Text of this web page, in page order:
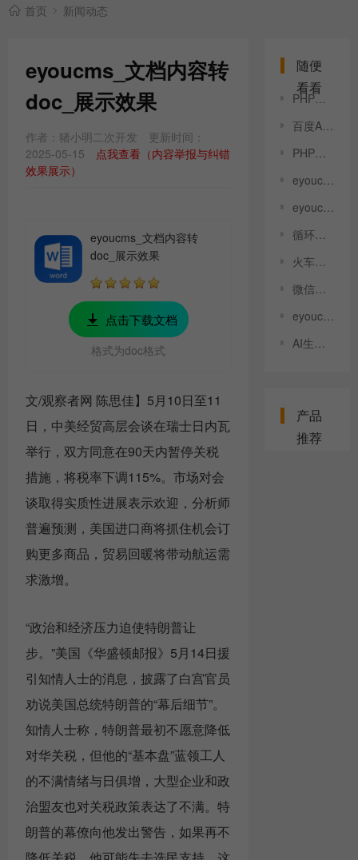
首页 新闻动态
eyoucms_文档内容转
doc_展示效果
作者：猪小明二次开发
更新时间：
2025-05-15
点我查看（内容举报与纠错
效果展示）
eyoucms_文档内容转
doc_展示效果
点击下载文档
格式为doc格式
文/观察者网 陈思佳】5月10日至11
日，中美经贸高层会谈在瑞士日内瓦
举行，双方同意在90天内暂停关税
措施，将税率下调115%。市场对会
谈取得实质性进展表示欢迎，分析师
普遍预测，美国进口商将抓住机会订
购更多商品，贸易回暖将带动航运需
求激增。
“政治和经济压力迫使特朗普让
步。”美国《华盛顿邮报》5月14日援
引知情人士的消息，披露了白宫官员
劝说美国总统特朗普的“幕后细节”。
知情人士称，特朗普最初不愿意降低
对华关税，但他的“基本盘”蓝领工人
的不满情绪与日俱增，大型企业和政
治盟友也对关税政策表达了不满。特
朗普的幕僚向他发出警告，如果再不
随便
看看
PHP版本过低，必须在7.3以上版本才能运行！
百度AI-关键词获取 使用方法
PHP环境缺少ImageMagick扩展，请安装并启用
eyoucms_文档内容转doc_展示效果
eyoucms_内容追加产品新闻下载插件_展示效果
循环调用分组标签 说明
火车头插件使用说明
微信分享插件说明
eyoucms_领取礼包插件展示
AI生成文章插件说明
产品
推荐